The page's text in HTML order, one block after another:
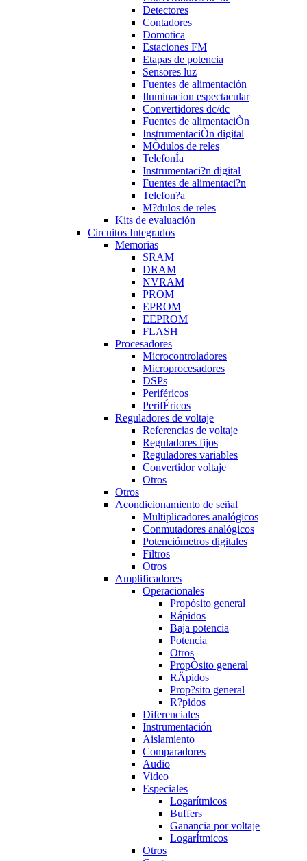
Detectores
Contadores
Domotica
Estaciones FM
Etapas de potencia
Sensores luz
Fuentes de alimentación
Iluminacion espectacular
Convertidores dc/dc
Fuentes de alimentaciÒn
InstrumentaciÒn digital
MÒdulos de reles
TelefonÍa
Instrumentaci?n digital
Fuentes de alimentaci?n
Telefon?a
M?dulos de reles
Kits de evaluación
Circuitos Integrados
Memorias
SRAM
DRAM
NVRAM
PROM
EPROM
EEPROM
FLASH
Procesadores
Microcontroladores
Microprocesadores
DSPs
Periféricos
PerifÉricos
Reguladores de voltaje
Referencias de voltaje
Reguladores fijos
Reguladores variables
Convertidor voltaje
Otros
Otros
Acondicionamiento de señal
Multiplicadores analógicos
Conmutadores analógicos
Potenciómetros digitales
Filtros
Otros
Amplificadores
Operacionales
Propósito general
Rápidos
Baja potencia
Potencia
Otros
PropÒsito general
RÄpidos
Prop?sito general
R?pidos
Diferenciales
Instrumentación
Aislamiento
Comparadores
Audio
Video
Especiales
Logarítmicos
Buffers
Ganancia por voltaje
LogarÍtmicos
Otros